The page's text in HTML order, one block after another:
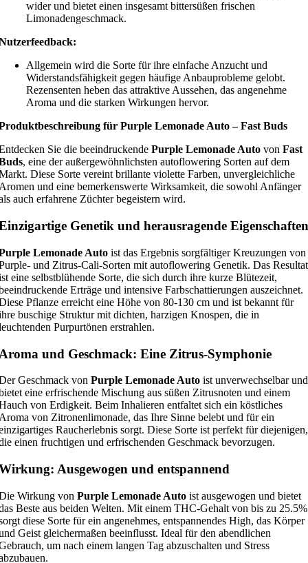
wider und bietet einen insgesamt bittersüßen frischen
Limonadengeschmack.
Allgemein wird die Sorte für ihre einfache Anzucht und
Widerstandsfähigkeit gegen häufige Anbauprobleme gelobt.
Rezensenten heben das attraktive Aussehen, das angenehme
Aroma und die starken Wirkungen hervor.
für Purple Lemonade Auto – Fast Buds
Sie die beeindruckende Purple Lemonade Auto von Fast
, eine der außergewöhnlichsten autoflowering Sorten auf dem
Diese Sorte vereint brillante violette Farben, unvergleichliche
und eine bemerkenswerte Wirksamkeit, die sowohl Anfänger
auch erfahrene Züchter begeistern wird.
Genetik und herausragende Eigenschaften
Lemonade Auto ist das Ergebnis sorgfältiger Kreuzungen von
und Zitrus-Cali-Sorten mit autoflowering Genetik. Das Resultat
eine selbstblühende Sorte, die sich durch ihre kurze Blütezeit,
Erträge und intensive Farbschattierungen auszeichnet.
Pflanze erreicht eine Höhe von 80-130 cm und ist bekannt für
buschige Struktur mit dichten, harzigen Knospen, die in
Purpurtönen erstrahlen.
und Geschmack: Eine Zitrus-Symphonie
Geschmack von Purple Lemonade Auto ist unverwechselbar und
eine erfrischende Mischung aus süßen Zitrusnoten und einem
von Erdigkeit. Beim Inhalieren entfaltet sich ein köstliches
von Zitronenlimonade, das Ihre Sinne belebt und für ein
Raucherlebnis sorgt. Diese Sorte ist perfekt für diejenigen,
einen fruchtigen und erfrischenden Geschmack bevorzugen.
Ausgewogen und entspannend
Wirkung von Purple Lemonade Auto ist ausgewogen und bietet
Beste aus beiden Welten. Mit einem THC-Gehalt von bis zu 25.5%
diese Sorte für ein angenehmes, entspannendes High, das Körper
Geist gleichermaßen beeinflusst. Ideal für den abendlichen
um nach einem langen Tag abzuschalten und Stress